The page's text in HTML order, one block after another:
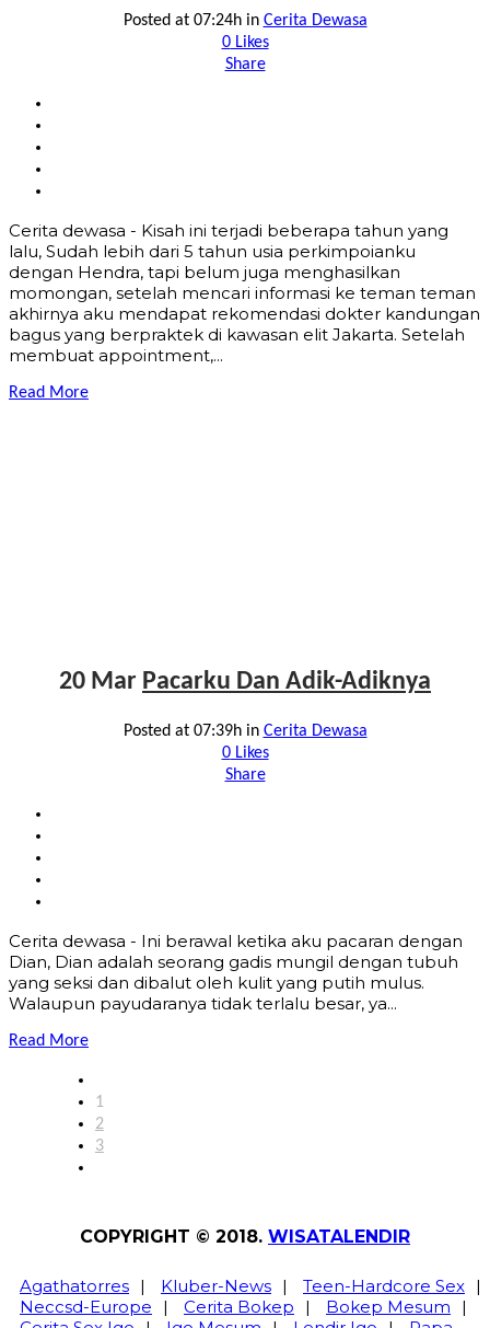
Posted at 07:24hin Cerita Dewasa
0Likes
Share
Cerita dewasa - Kisah ini terjadi beberapa tahun yang
lalu, Sudah lebih dari 5 tahun usia perkimpoianku
dengan Hendra, tapi belum juga menghasilkan
momongan, setelah mencari informasi ke teman teman
akhirnya aku mendapat rekomendasi dokter kandungan
bagus yang berpraktek di kawasan elit Jakarta. Setelah
membuat appointment,...
Read More
20 Mar Pacarku Dan Adik-Adiknya
Posted at 07:39hin Cerita Dewasa
0Likes
Share
Cerita dewasa - Ini berawal ketika aku pacaran dengan
Dian, Dian adalah seorang gadis mungil dengan tubuh
yang seksi dan dibalut oleh kulit yang putih mulus.
Walaupun payudaranya tidak terlalu besar, ya...
Read More
1
2
3
COPYRIGHT © 2018. WISATALENDIR
Agathatorres | Kluber-News | Teen-Hardcore Sex |
Neccsd-Europe
| Cerita Bokep | Bokep Mesum
|